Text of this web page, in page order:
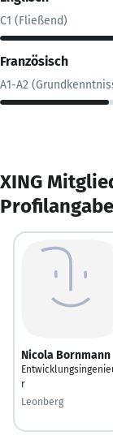
C1 (Fließend)
Französisch
A1-A2
XING
Nicola Bornmann
r
Leonberg